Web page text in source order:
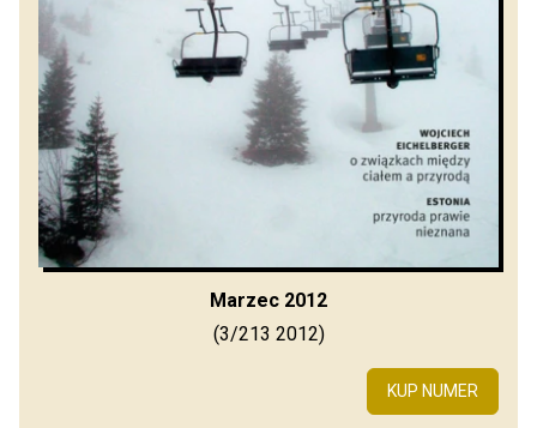
Marzec 2012
(3/213 2012)
KUP NUMER